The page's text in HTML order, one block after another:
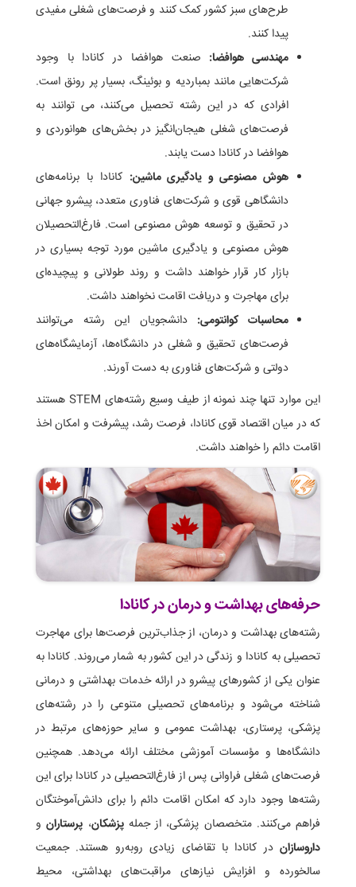
طرح‌های سبز کشور کمک کنند و فرصت‌های شغلی مفیدی
پیدا کنند.
مهندسی هوافضا: صنعت هوافضا در کانادا با وجود
شرکت‌هایی مانند بمباردیه و بوئینگ، بسیار پر رونق است.
افرادی که در این رشته تحصیل می‌کنند، می توانند به
فرصت‌های شغلی هیجان‌انگیز در بخش‌های هوانوردی و
هوافضا در کانادا دست یابند.
هوش مصنوعی و یادگیری ماشین: کانادا با برنامه‌های
دانشگاهی قوی و شرکت‌های فناوری متعدد، پیشرو جهانی
در تحقیق و توسعه هوش مصنوعی است. فارغ‌التحصیلان
هوش مصنوعی و یادگیری ماشین مورد توجه بسیاری در
بازار کار قرار خواهند داشت و روند طولانی و پیچیده‌ای
برای مهاجرت و دریافت اقامت نخواهند داشت.
محاسبات کوانتومی: دانشجویان این رشته می‌توانند
فرصت‌های تحقیق و شغلی در دانشگاه‌ها، آزمایشگاه‌های
دولتی و شرکت‌های فناوری به دست آورند.
این موارد تنها چند نمونه از طیف وسیع رشته‌های STEM هستند
که در میان اقتصاد قوی کانادا، فرصت رشد، پیشرفت و امکان اخذ
اقامت دائم را خواهند داشت.
حرفه‌های بهداشت و درمان در کانادا
رشته‌های بهداشت و درمان، از جذاب‌ترین فرصت‌ها برای مهاجرت
تحصیلی به کانادا و زندگی در این کشور به شمار می‌روند. کانادا به
عنوان یکی از کشورهای پیشرو در ارائه خدمات بهداشتی و درمانی
شناخته می‌شود و برنامه‌های تحصیلی متنوعی را در رشته‌های
پزشکی، پرستاری، بهداشت عمومی و سایر حوزه‌های مرتبط در
دانشگاه‌ها و مؤسسات آموزشی مختلف ارائه می‌دهد. همچنین
فرصت‌های شغلی فراوانی پس از فارغ‌التحصیلی در کانادا برای این
رشته‌ها وجود دارد که امکان اقامت دائم را برای دانش‌آموختگان
فراهم می‌کنند. متخصصان پزشکی، از جملهپزشکان، پرستارانو
داروسازان در کانادا با تقاضای زیادی روبه‌رو هستند. جمعیت
سالخورده و افزایش نیازهای مراقبت‌های بهداشتی، محیط